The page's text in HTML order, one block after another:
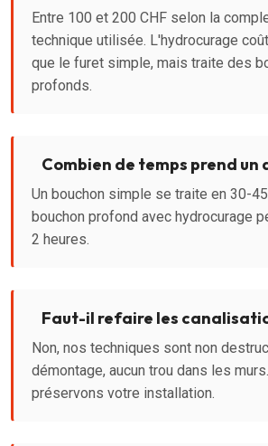
Entre 100 et 200 CHF selon la
technique utilisée. L'hydrocurage
que le furet simple, mais traite des
profonds.
Combien de temps prend un
Un bouchon simple se traite en 30-
bouchon profond avec hydrocurage
2 heures.
Faut-il refaire les
Non, nos techniques sont non
démontage, aucun trou dans les
préservons votre installation.